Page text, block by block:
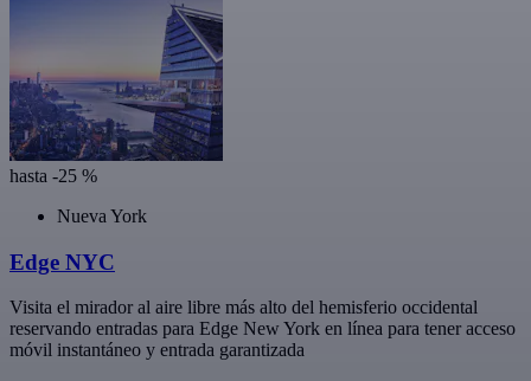
hasta -25 %
Nueva York
Edge NYC
Visita el mirador al aire libre más alto del hemisferio occidental
reservando entradas para Edge New York en línea para tener acceso
móvil instantáneo y entrada garantizada